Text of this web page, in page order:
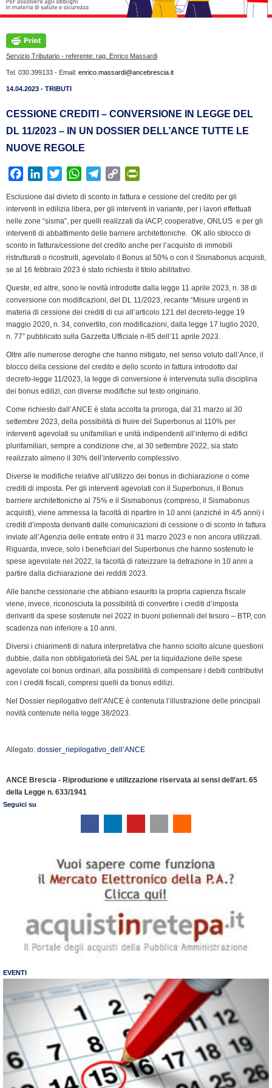
Servizio Tributario - referente: rag. Enrico Massardi
Tel. 030.399133 - Email: enrico.massardi@ancebrescia.it
14.04.2023 - TRIBUTI
CESSIONE CREDITI – CONVERSIONE IN LEGGE DEL
DL 11/2023 – IN UN DOSSIER DELL’ANCE TUTTE LE
NUOVE REGOLE
c
e
b
o
o
k
n
k
e
d
I
n
i
t
t
e
r
W
a
s
A
p
p
l
e
g
r
a
m
C
p
y
L
i
n
k
i
n
t
F
r
i
e
n
d
l
Esclusione dal divieto di sconto in fattura e cessione del credito per gli
interventi in edilizia libera, per gli interventi in variante, per i lavori effettuati
nelle zone “sisma”, per quelli realizzati da IACP, cooperative, ONLUS e per gli
interventi di abbattimento delle barriere architettoniche. OK allo sblocco di
sconto in fattura/cessione del credito anche per l’acquisto di immobili
ristrutturati o ricostruiti, agevolato il Bonus al 50% o con il Sismabonus acquisti,
se al 16 febbraio 2023 è stato richiesto il titolo abilitativo.
Queste, ed altre, sono le novità introdotte dalla legge 11 aprile 2023, n. 38 di
conversione con modificazioni, del DL 11/2023, recante “Misure urgenti in
materia di cessione dei crediti di cui all’articolo 121 del decreto-legge 19
maggio 2020, n. 34, convertito, con modificazioni, dalla legge 17 luglio 2020,
n. 77” pubblicato sulla Gazzetta Ufficiale n-85 dell’11 aprile 2023.
Oltre alle numerose deroghe che hanno mitigato, nel senso voluto dall’Ance, il
blocco della cessione del credito e dello sconto in fattura introdotto dal
decreto-legge 11/2023, la legge di conversione è intervenuta sulla disciplina
dei bonus edilizi, con diverse modifiche sul testo originario.
Come richiesto dall’ANCE è stata accolta la proroga, dal 31 marzo al 30
settembre 2023, della possibilità di fruire del Superbonus al 110% per
interventi agevolati su unifamiliari e unità indipendenti all’interno di edifici
plurifamiliari, sempre a condizione che, al 30 settembre 2022, sia stato
realizzato almeno il 30% dell’intervento complessivo.
Diverse le modifiche relative all’utilizzo dei bonus in dichiarazione o come
crediti di imposta. Per gli interventi agevolati con il Superbonus, il Bonus
barriere architettoniche al 75% e il Sismabonus (compreso, il Sismabonus
acquisti), viene ammessa la facoltà di ripartire in 10 anni (anziché in 4/5 anni) i
crediti d’imposta derivanti dalle comunicazioni di cessione o di sconto in fattura
inviate all’Agenzia delle entrate entro il 31 marzo 2023 e non ancora utilizzati.
Riguarda, invece, solo i beneficiari del Superbonus che hanno sostenuto le
spese agevolate nel 2022, la facoltà di rateizzare la detrazione in 10 anni a
partire dalla dichiarazione dei redditi 2023.
Alle banche cessionarie che abbiano esaurito la propria capienza fiscale
viene, invece, riconosciuta la possibilità di convertire i crediti d’imposta
derivanti da spese sostenute nel 2022 in buoni poliennali del tesoro – BTP, con
scadenza non inferiore a 10 anni.
Diversi i chiarimenti di natura interpretativa che hanno sciolto alcune questioni
dubbie, dalla non obbligatorietà dei SAL per la liquidazione delle spese
agevolate coi bonus ordinari, alla possibilità di compensare i debiti contributivi
con i crediti fiscali, compresi quelli da bonus edilizi.
Nel Dossier riepilogativo dell’ANCE è contenuta l’illustrazione delle principali
novità contenute nella legge 38/2023.
Allegato: dossier_riepilogativo_dell’ANCE
ANCE Brescia - Riproduzione e utilizzazione riservata ai sensi dell’art. 65
della Legge n. 633/1941
Seguici su
EVENTI